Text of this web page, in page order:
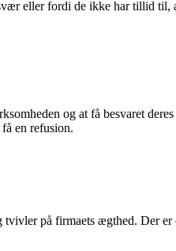
eller fordi de ikke har tillid til,
og at få besvaret deres
en refusion.
på firmaets ægthed. Der er